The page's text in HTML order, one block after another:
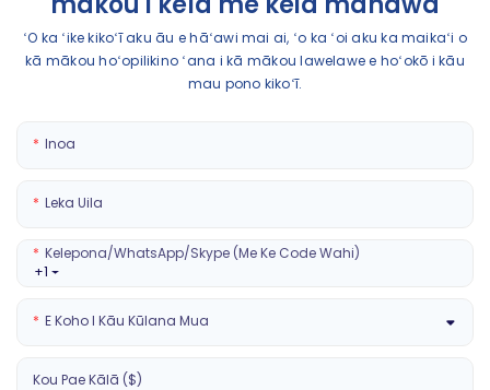
ʻO ka ʻike kikoʻī aku āu e hāʻawi mai ai, ʻo ka ʻoi aku ka maikaʻi o
kā mākou hoʻopilikino ʻana i kā mākou lawelawe e hoʻokō i kāu
mau pono kikoʻī.
Inoa
Leka Uila
+1
Kelepona/WhatsApp/Skype (Me Ke Code Wahi)
E Koho I Kāu Kūlana Mua
Kou Pae Kālā ($)